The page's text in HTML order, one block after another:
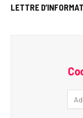
LETTRE